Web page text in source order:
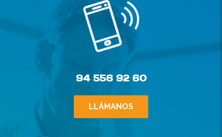
94 556 92 60
LLÁMANOS